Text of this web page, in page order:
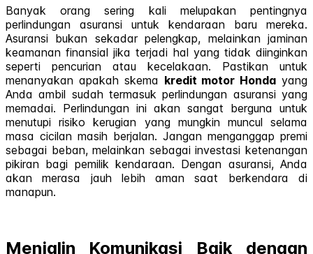
Banyak orang sering kali melupakan pentingnya
perlindungan asuransi untuk kendaraan baru mereka.
Asuransi bukan sekadar pelengkap, melainkan jaminan
keamanan finansial jika terjadi hal yang tidak diinginkan
seperti pencurian atau kecelakaan. Pastikan untuk
menanyakan apakah skema kredit motor Honda yang
Anda ambil sudah termasuk perlindungan asuransi yang
memadai. Perlindungan ini akan sangat berguna untuk
menutupi risiko kerugian yang mungkin muncul selama
masa cicilan masih berjalan. Jangan menganggap premi
sebagai beban, melainkan sebagai investasi ketenangan
pikiran bagi pemilik kendaraan. Dengan asuransi, Anda
akan merasa jauh lebih aman saat berkendara di
manapun.
Menjalin Komunikasi Baik dengan